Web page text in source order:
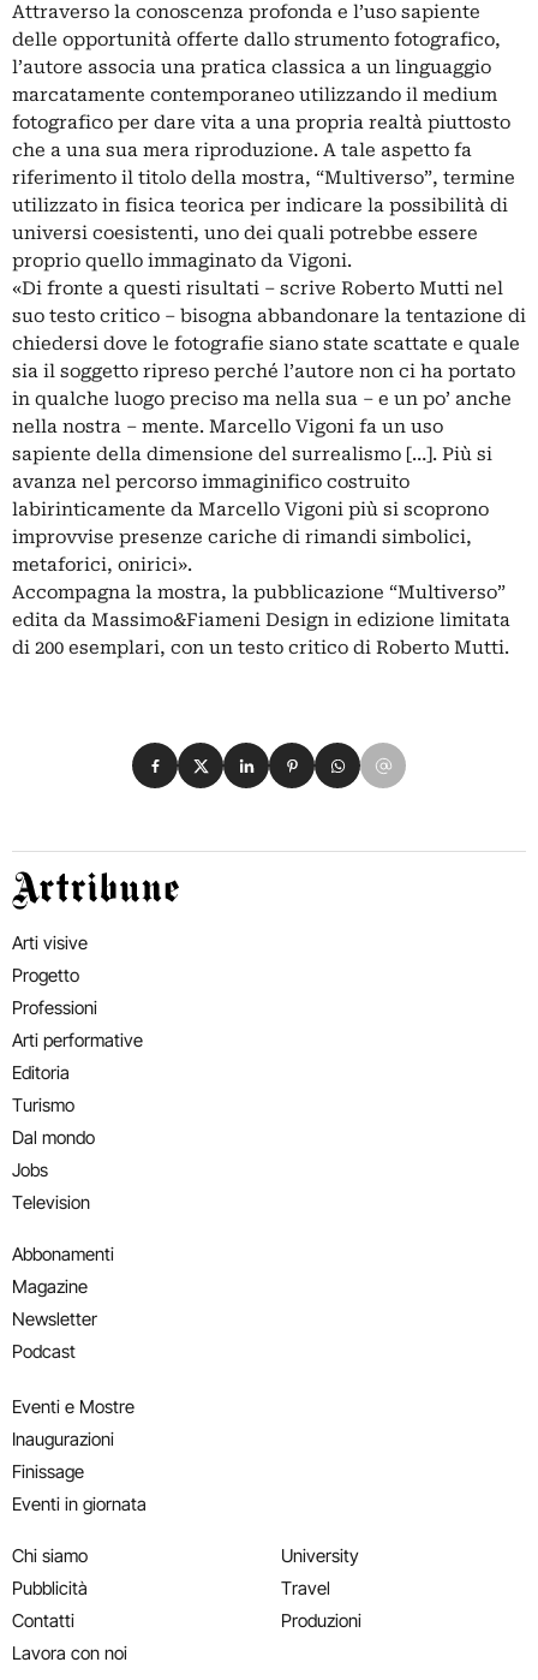
Attraverso la conoscenza profonda e l’uso sapiente
delle opportunità offerte dallo strumento fotografico,
l’autore associa una pratica classica a un linguaggio
marcatamente contemporaneo utilizzando il medium
fotografico per dare vita a una propria realtà piuttosto
che a una sua mera riproduzione. A tale aspetto fa
riferimento il titolo della mostra, “Multiverso”, termine
utilizzato in fisica teorica per indicare la possibilità di
universi coesistenti, uno dei quali potrebbe essere
proprio quello immaginato da Vigoni.
«Di fronte a questi risultati – scrive Roberto Mutti nel
suo testo critico – bisogna abbandonare la tentazione di
chiedersi dove le fotografie siano state scattate e quale
sia il soggetto ripreso perché l’autore non ci ha portato
in qualche luogo preciso ma nella sua – e un po’ anche
nella nostra – mente. Marcello Vigoni fa un uso
sapiente della dimensione del surrealismo […]. Più si
avanza nel percorso immaginifico costruito
labirinticamente da Marcello Vigoni più si scoprono
improvvise presenze cariche di rimandi simbolici,
metaforici, onirici».
Accompagna la mostra, la pubblicazione “Multiverso”
edita da Massimo&Fiameni Design in edizione limitata
di 200 esemplari, con un testo critico di Roberto Mutti.
Condividi su Facebook
Condividi su X
Condividi su LinkedIn
Condividi su Pinterest
Condividi su WhatsApp
Condividi su Email
Artribune
Arti visive
Progetto
Professioni
Arti performative
Editoria
Turismo
Dal mondo
Jobs
Television
Abbonamenti
Magazine
Newsletter
Podcast
Eventi e Mostre
Inaugurazioni
Finissage
Eventi in giornata
Chi siamo
Pubblicità
Contatti
Lavora con noi
University
Travel
Produzioni